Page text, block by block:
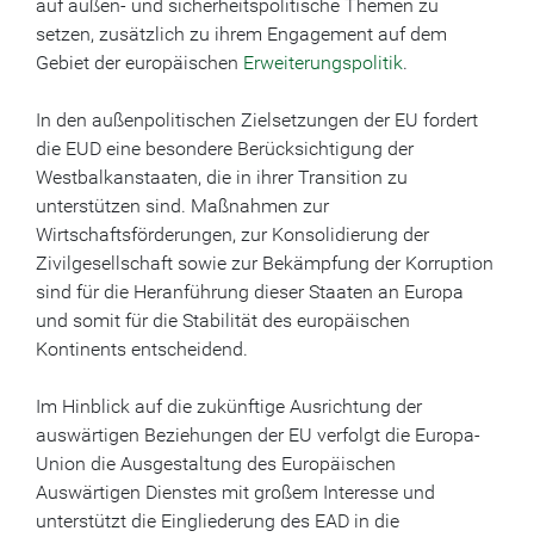
auf außen- und sicherheitspolitische Themen zu
setzen, zusätzlich zu ihrem Engagement auf dem
Gebiet der europäischen Erweiterungspolitik.
In den außenpolitischen Zielsetzungen der EU fordert
die EUD eine besondere Berücksichtigung der
Westbalkanstaaten, die in ihrer Transition zu
unterstützen sind. Maßnahmen zur
Wirtschaftsförderungen, zur Konsolidierung der
Zivilgesellschaft sowie zur Bekämpfung der Korruption
sind für die Heranführung dieser Staaten an Europa
und somit für die Stabilität des europäischen
Kontinents entscheidend.
Im Hinblick auf die zukünftige Ausrichtung der
auswärtigen Beziehungen der EU verfolgt die Europa-
Union die Ausgestaltung des Europäischen
Auswärtigen Dienstes mit großem Interesse und
unterstützt die Eingliederung des EAD in die